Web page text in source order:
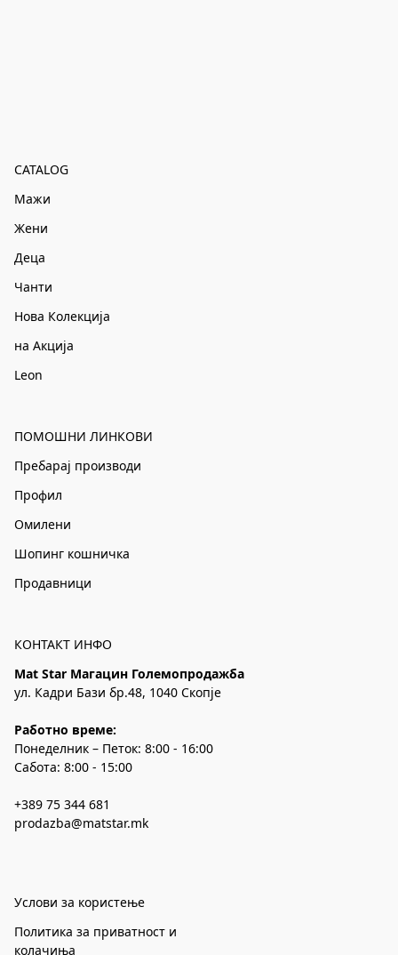
CATALOG
Мажи
Жени
Деца
Чанти
Нова Колекција
на Акција
Leon
ПОМОШНИ ЛИНКОВИ
Пребарај производи
Профил
Омилени
Шопинг кошничка
Продавници
КОНТАКТ ИНФО
Mat Star Магацин Големопродажба
ул. Кадри Бази бр.48, 1040 Скопје
Работно време:
Понеделник – Петок: 8:00 - 16:00
Сабота: 8:00 - 15:00
+389 75 344 681
prodazba@matstar.mk
Услови за користење
Политика за приватност и
колачиња